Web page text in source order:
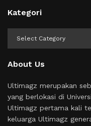
Kategori
About Us
Ultimagz merupakan
yang berlokasi di
Ultimagz pertama kali
keluarga Ultimagz